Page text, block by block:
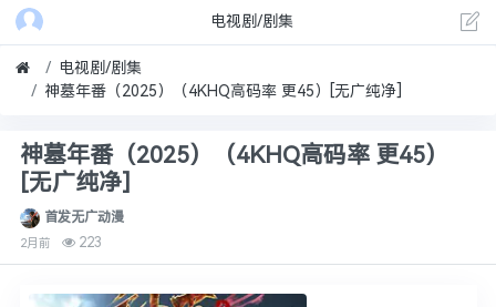
电视剧/剧集
电视剧/剧集
神墓年番（2025）（4KHQ高码率 更45）[无广纯净]
神墓年番（2025）（4KHQ高码率 更45）
[无广纯净]
首发无广动漫
2月前 223